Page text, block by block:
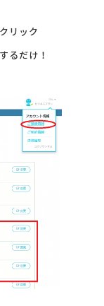
リック
るだけ！